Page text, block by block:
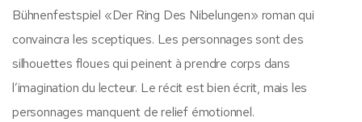
Bühnenfestspiel «Der Ring Des Nibelungen» roman qui
convaincra les sceptiques. Les personnages sont des
silhouettes floues qui peinent à prendre corps dans
l’imagination du lecteur. Le récit est bien écrit, mais les
personnages manquent de relief émotionnel.